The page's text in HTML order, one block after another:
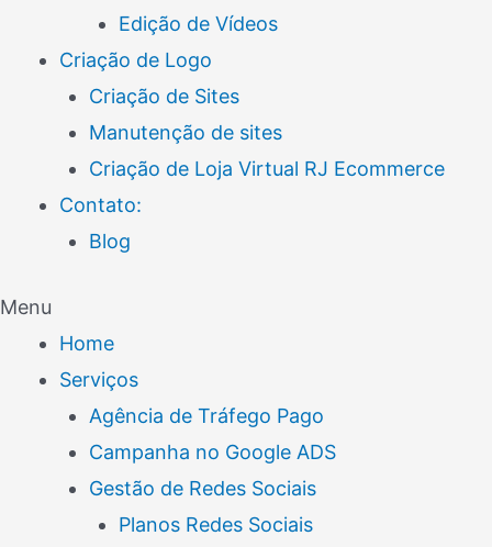
Edição de Vídeos
Criação de Logo
Criação de Sites
Manutenção de sites
Criação de Loja Virtual RJ Ecommerce
Contato:
Blog
Menu
Home
Serviços
Agência de Tráfego Pago
Campanha no Google ADS
Gestão de Redes Sociais
Planos Redes Sociais